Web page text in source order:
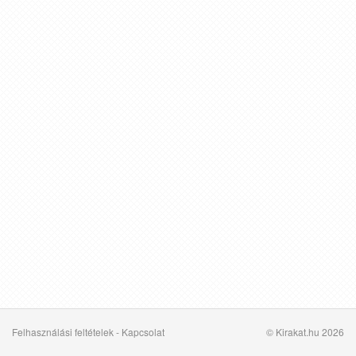
Felhasználási feltételek- Kapcsolat © Kirakat.hu 2026